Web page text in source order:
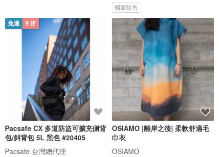
獨家販售
免運 9 折
Pacsafe CX 多道防盜可擴充側背
包/斜背包 5L 黑色 #20405
Pacsafe 台灣總代理
OSIAMO |離岸之後| 柔軟舒適毛
巾衣
OSIAMO